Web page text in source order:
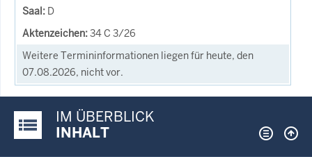
D
34 C 3/26
Weitere Termininformationen liegen für heute, den
07.08.2026, nicht vor.
Justiz-Portal im Überblick:
IM ÜBERBLICK
INHALT